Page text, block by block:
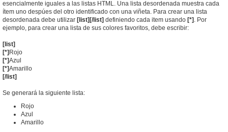
esencialmente iguales a las listas HTML. Una lista desordenada muestra cada
ítem uno despúes del otro identificado con una viñeta. Para crear una lista
desordenada debe utilizar [list][/list] definiendo cada item usando [*] . Por
ejemplo, para crear una lista de sus colores favoritos, debe escribir:
[list]
[*] Rojo
[*]Azul
[*]Amarillo
[/list]
Se generará la siguiente lista:
Rojo
Azul
Amarillo